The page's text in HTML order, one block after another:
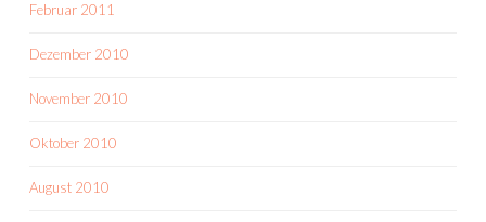
Februar 2011
Dezember 2010
November 2010
Oktober 2010
August 2010